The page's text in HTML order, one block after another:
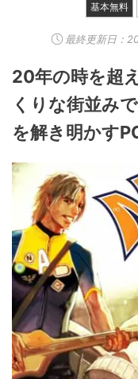
基本無料
最終更新日：
20年の時を超
くりな街並み
を解き明かす